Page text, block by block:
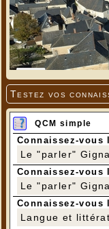
Testez vos
QCM simple
Connaissez-vous
Le "parler"
Connaissez-vous
Le "parler"
Connaissez-vous
Langue et